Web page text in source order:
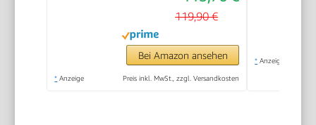
Timer-Funktion,
Zutatenfach,
Sichtfenster,
119,90 €
Bei Amazon ansehen
* Anzeige Preis inkl. MwSt., zzgl. Versandkosten
* Anzeige